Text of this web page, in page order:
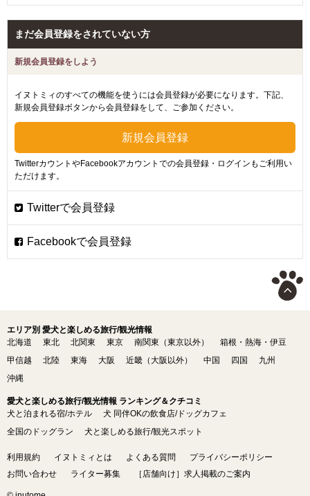
まだ会員登録をされていない方
新規会員登録をしよう
イヌトミィのすべての機能を使うには会員登録が必要になります。下記、
新規会員登録ボタンから会員登録をして、ご参加ください。
TwitterカウントやFacebookアカウントでの会員登録・ログインもご利用い
ただけます。
エリア別 愛犬と楽しめる旅行/観光情報
北海道
東北 北関東 東京 南関東（東京以外）
箱根・熱海・伊豆
甲信越
北陸 東海 大阪 近畿（大阪以外） 中国 四国
九州
沖縄
愛犬と楽しめる旅行/観光情報 ランキング＆クチコミ
犬と泊まれる宿/ホテル
犬 同伴OKの飲食店/ドッグカフェ
全国のドッグラン
犬と楽しめる旅行/観光スポット
利用規約 イヌトミィとは よくある質問
プライバシーポリシー
お問い合わせ
ライター募集 ［店舗向け］求人掲載のご案内